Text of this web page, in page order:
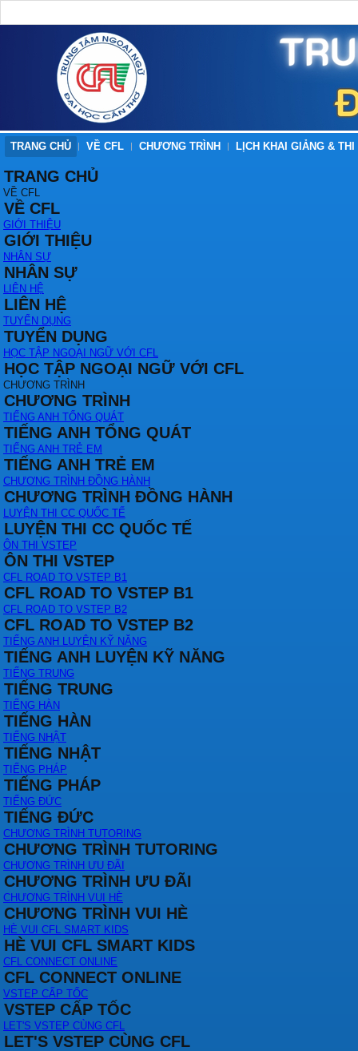
TRANG CHỦ VỀ CFL CHƯƠNG TRÌNH LỊCH KHAI GIẢNG & THI
TRANG CHỦ
VỀ CFL
VỀ CFL
GIỚI THIỆU
GIỚI THIỆU
NHÂN SỰ
NHÂN SỰ
LIÊN HỆ
LIÊN HỆ
TUYỂN DỤNG
TUYỂN DỤNG
HỌC TẬP NGOẠI NGỮ VỚI CFL
HỌC TẬP NGOẠI NGỮ VỚI CFL
CHƯƠNG TRÌNH
CHƯƠNG TRÌNH
TIẾNG ANH TỔNG QUÁT
TIẾNG ANH TỔNG QUÁT
TIẾNG ANH TRẺ EM
TIẾNG ANH TRẺ EM
CHƯƠNG TRÌNH ĐỒNG HÀNH
CHƯƠNG TRÌNH ĐỒNG HÀNH
LUYỆN THI CC QUỐC TẾ
LUYỆN THI CC QUỐC TẾ
ÔN THI VSTEP
ÔN THI VSTEP
CFL ROAD TO VSTEP B1
CFL ROAD TO VSTEP B1
CFL ROAD TO VSTEP B2
CFL ROAD TO VSTEP B2
TIẾNG ANH LUYỆN KỸ NĂNG
TIẾNG ANH LUYỆN KỸ NĂNG
TIẾNG TRUNG
TIẾNG TRUNG
TIẾNG HÀN
TIẾNG HÀN
TIẾNG NHẬT
TIẾNG NHẬT
TIẾNG PHÁP
TIẾNG PHÁP
TIẾNG ĐỨC
TIẾNG ĐỨC
CHƯƠNG TRÌNH TUTORING
CHƯƠNG TRÌNH TUTORING
CHƯƠNG TRÌNH ƯU ĐÃI
CHƯƠNG TRÌNH ƯU ĐÃI
CHƯƠNG TRÌNH VUI HÈ
CHƯƠNG TRÌNH VUI HÈ
HÈ VUI CFL SMART KIDS
HÈ VUI CFL SMART KIDS
CFL CONNECT ONLINE
CFL CONNECT ONLINE
VSTEP CẤP TỐC
VSTEP CẤP TỐC
LET'S VSTEP CÙNG CFL
LET'S VSTEP CÙNG CFL